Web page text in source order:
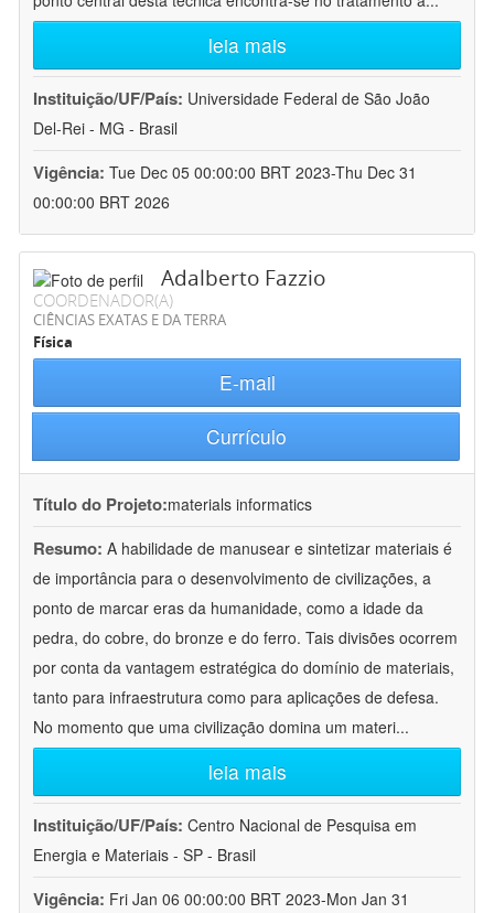
leia mais
Instituição/UF/País: Universidade Federal de São João
Del-Rei - MG - Brasil
Vigência: Tue Dec 05 00:00:00 BRT 2023-Thu Dec 31
00:00:00 BRT 2026
Adalberto Fazzio
COORDENADOR(A)
CIÊNCIAS EXATAS E DA TERRA
Física
E-mail
Currículo
Título do Projeto:materials informatics
Resumo: A habilidade de manusear e sintetizar materiais é
de importância para o desenvolvimento de civilizações, a
ponto de marcar eras da humanidade, como a idade da
pedra, do cobre, do bronze e do ferro. Tais divisões ocorrem
por conta da vantagem estratégica do domínio de materiais,
tanto para infraestrutura como para aplicações de defesa.
No momento que uma civilização domina um materi...
leia mais
Instituição/UF/País: Centro Nacional de Pesquisa em
Energia e Materiais - SP - Brasil
Vigência: Fri Jan 06 00:00:00 BRT 2023-Mon Jan 31